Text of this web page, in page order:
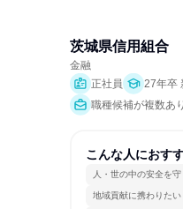
茨城県信用組合
金融
正社員
27年卒
職種候補が複数あ
こんな人におす
人・世の中の安全を
地域貢献に携わりたい